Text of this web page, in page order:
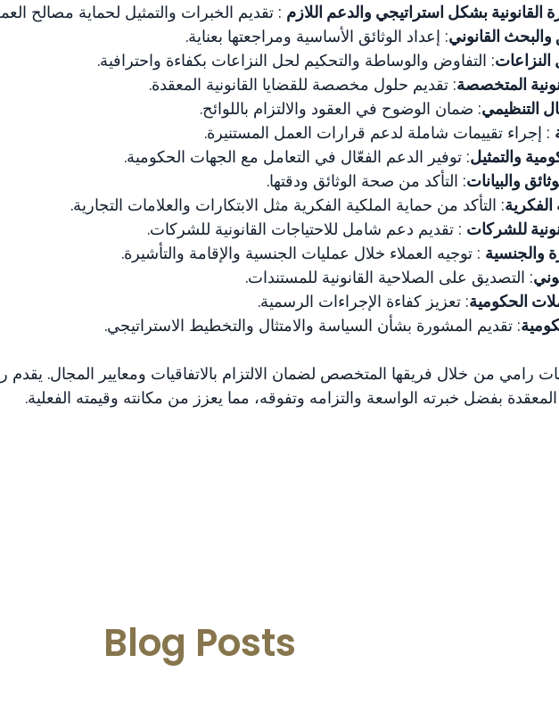
القانونية بشكل استراتيجي والدعم اللازم : تقديم الخبرات والتمثيل لحماية مصالح
والبحث القانوني: إعداد الوثائق الأساسية ومراجعتها بعناية.
: التفاوض والوساطة والتحكيم لحل النزاعات بكفاءة واحترافية.
المتخصصة: تقديم حلول مخصصة للقضايا القانونية المعقدة.
التنظيمي: ضمان الوضوح في العقود والالتزام باللوائح.
: إجراء تقييمات شاملة لدعم قرارات العمل المستنيرة.
والتمثيل: توفير الدعم الفعّال في التعامل مع الجهات الحكومية.
والبيانات: التأكد من صحة الوثائق ودقتها.
الفكرية: التأكد من حماية الملكية الفكرية مثل الابتكارات والعلامات التجارية.
للشركات : تقديم دعم شامل للاحتياجات القانونية للشركات.
والجنسية : توجيه العملاء خلال عمليات الجنسية والإقامة والتأشيرة.
: التصديق على الصلاحية القانونية للمستندات.
الحكومية: تعزيز كفاءة الإجراءات الرسمية.
: تقديم المشورة بشأن السياسة والامتثال والتخطيط الاستراتيجي.
رامي من خلال فريقها المتخصص لضمان الالتزام بالاتفاقيات ومعايير المجال.
المعقدة بفضل خبرته الواسعة والتزامه وتفوقه، مما يعزز من مكانته وقيمته الفعلية.
Blog Posts